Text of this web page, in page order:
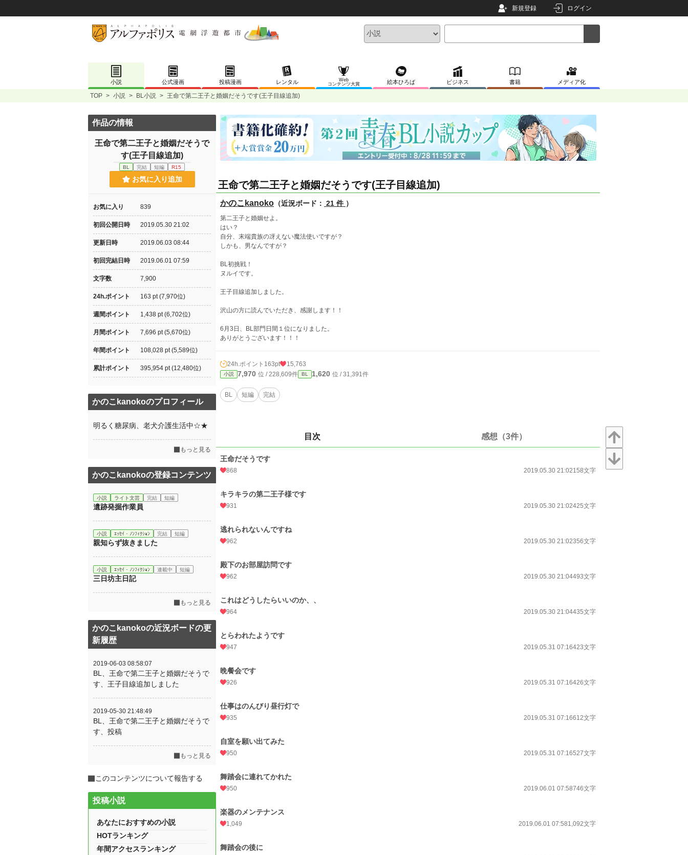
新規登録 ログイン
小説 公式漫画 投稿漫画 レンタル
Web
コンテンツ大賞
絵本ひろば ビジネス 書籍 メディア化
TOP > 小説 > BL小説 > 王命で第二王子と婚姻だそうです(王子目線追加)
王命で第二王子と婚姻だそうです(王子目線追加)
かのこkanoko （近況ボード： 21 件 ）
第二王子と婚姻せよ。
はい？
自分、末端貴族の冴えない魔法使いですが？
しかも、男なんですが？
BL初挑戦！
ヌルイです。
王子目線追加しました。
沢山の方に読んでいただき、感謝します！！
6月3日、BL部門日間１位になりました。
ありがとうございます！！！
24h.ポイント 163pt 15,763
小説 7,970 位 / 228,609件 BL 1,620 位 / 31,391件
BL 短編 完結
目次 感想（3件）
王命だそうです
868 2019.05.30 21:02158文字
キラキラの第二王子様です
931 2019.05.30 21:02425文字
逃れられないんですね
962 2019.05.30 21:02356文字
殿下のお部屋訪問です
962 2019.05.30 21:04493文字
これはどうしたらいいのか、、
964 2019.05.30 21:04435文字
とらわれたようです
947 2019.05.31 07:16423文字
晩餐会です
926 2019.05.31 07:16426文字
仕事はのんびり昼行灯で
935 2019.05.31 07:16612文字
自室を願い出てみた
950 2019.05.31 07:16527文字
舞踏会に連れてかれた
950 2019.06.01 07:58746文字
楽器のメンテナンス
1,049 2019.06.01 07:581,092文字
舞踏会の後に
作品の情報
王命で第二王子と婚姻だそうで
す(王子目線追加)
BL 完結 短編 R15
お気に入り追加
お気に入り 839
初回公開日時 2019.05.30 21:02
更新日時 2019.06.03 08:44
初回完結日時 2019.06.01 07:59
文字数 7,900
24h.ポイント 163 pt (7,970位)
週間ポイント 1,438 pt (6,702位)
月間ポイント 7,696 pt (5,670位)
年間ポイント 108,028 pt (5,589位)
累計ポイント 395,954 pt (12,480位)
かのこkanokoのプロフィール
明るく糖尿病、老犬介護生活中☆★
もっと見る
かのこkanokoの登録コンテンツ
小説 ライト文芸 完結 短編
遺跡発掘作業員
小説 ｴｯｾｲ・ﾉﾝﾌｨｸｼｮﾝ 完結 短編
親知らず抜きました
小説 ｴｯｾｲ・ﾉﾝﾌｨｸｼｮﾝ 連載中 短編
三日坊主日記
もっと見る
かのこkanokoの近況ボードの更
新履歴
2019-06-03 08:58:07
BL、王命で第二王子と婚姻だそうで
す、王子目線追加しました
2019-05-30 21:48:49
BL、王命で第二王子と婚姻だそうで
す、投稿
もっと見る
このコンテンツについて報告する
投稿小説
あなたにおすすめの小説
HOTランキング
年間アクセスランキング